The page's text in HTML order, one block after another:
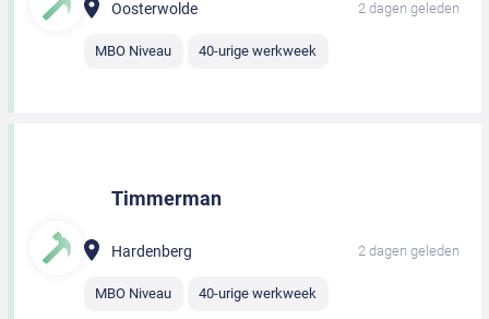
Oosterwolde 2 dagen geleden
MBO Niveau 40-urige werkweek
Timmerman
Hardenberg 2 dagen geleden
MBO Niveau 40-urige werkweek